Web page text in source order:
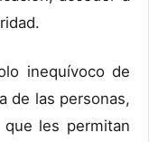
inequívoco de
de las personas,
les permitan